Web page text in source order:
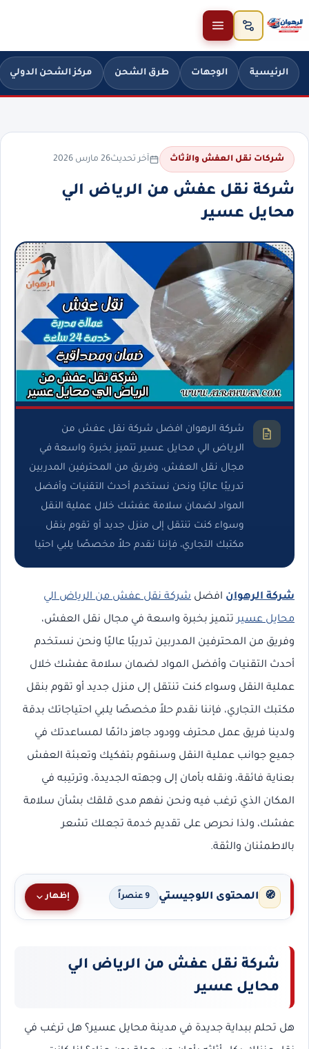
تخطَّ إلى المحتوى
الرئيسية الوجهات طرق الشحن مركز الشحن الدولي
شركات نقل العفش والأثاث آخر تحديث26 مارس 2026
شركة نقل عفش من الرياض الي
محايل عسير
شركة الرهوان افضل شركة نقل عفش من
الرياض الي محايل عسير تتميز بخبرة واسعة في
مجال نقل العفش، وفريق من المحترفين المدربين
تدريبًا عاليًا ونحن نستخدم أحدث التقنيات وأفضل
المواد لضمان سلامة عفشك خلال عملية النقل
وسواء كنت تنتقل إلى منزل جديد أو تقوم بنقل
مكتبك التجاري، فإننا نقدم حلاً مخصصًا يلبي احتيا
شركة الرهوان افضل شركة نقل عفش من الرياض الي
محايل عسير تتميز بخبرة واسعة في مجال نقل العفش،
وفريق من المحترفين المدربين تدريبًا عاليًا ونحن نستخدم
أحدث التقنيات وأفضل المواد لضمان سلامة عفشك خلال
عملية النقل وسواء كنت تنتقل إلى منزل جديد أو تقوم بنقل
مكتبك التجاري، فإننا نقدم حلاً مخصصًا يلبي احتياجاتك بدقة
ولدينا فريق عمل محترف وودود جاهز دائمًا لمساعدتك في
جميع جوانب عملية النقل وسنقوم بتفكيك وتعبئة العفش
بعناية فائقة، ونقله بأمان إلى وجهته الجديدة، وترتيبه في
المكان الذي ترغب فيه ونحن نفهم مدى قلقك بشأن سلامة
عفشك، ولذا نحرص على تقديم خدمة تجعلك تشعر
بالاطمئنان والثقة.
🧭 المحتوى اللوجيستي 9 عنصراً إظهار
شركة نقل عفش من الرياض الي
محايل عسير
هل تحلم ببداية جديدة في مدينة محايل عسير؟ هل ترغب في